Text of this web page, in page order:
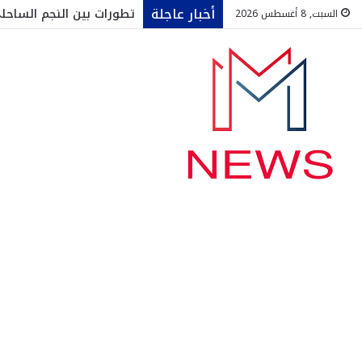
السبت, 8 أغسطس 2026 أخبار عاجلة تطورات بين النجم